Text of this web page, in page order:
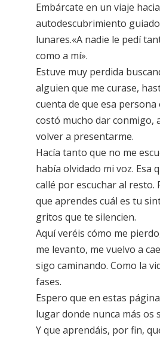
Embárcate en un viaje
autodescubrimiento
lunares.«A nadie le pedí
como a mí».
Estuve muy perdida
alguien que me curase,
cuenta de que esa persona
costó mucho dar conmigo,
volver a presentarme.
Hacía tanto que no me
había olvidado mi voz. Esa
callé por escuchar al resto.
que aprendes cuál es tu
gritos que te silencien.
Aquí veréis cómo me
me levanto, me vuelvo a
sigo caminando. Como la
fases.
Espero que en estas
lugar donde nunca más os
Y que aprendáis, por fin,